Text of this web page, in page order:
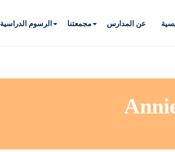
عن المدارس مجمعتنا الرسوم الدراسية